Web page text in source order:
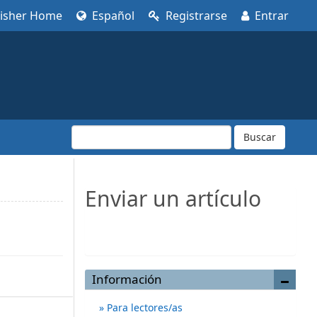
Home Español Registrarse Entrar
Buscar
Enviar un artículo
Información
Para lectores/as